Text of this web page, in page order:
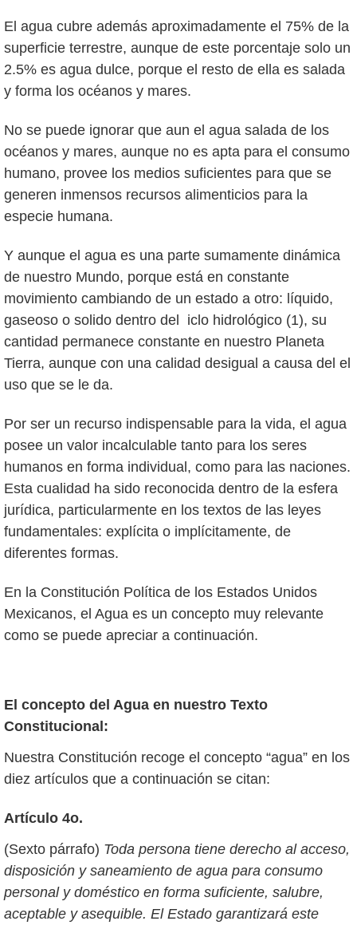
El agua cubre además aproximadamente el 75% de la
superficie terrestre, aunque de este porcentaje solo un
2.5% es agua dulce, porque el resto de ella es salada
y forma los océanos y mares.
No se puede ignorar que aun el agua salada de los
océanos y mares, aunque no es apta para el consumo
humano, provee los medios suficientes para que se
generen inmensos recursos alimenticios para la
especie humana.
Y aunque el agua es una parte sumamente dinámica
de nuestro Mundo, porque está en constante
movimiento cambiando de un estado a otro: líquido,
gaseoso o solido dentro del iclo hidrológico (1), su
cantidad permanece constante en nuestro Planeta
Tierra, aunque con una calidad desigual a causa del el
uso que se le da.
Por ser un recurso indispensable para la vida, el agua
posee un valor incalculable tanto para los seres
humanos en forma individual, como para las naciones.
Esta cualidad ha sido reconocida dentro de la esfera
jurídica, particularmente en los textos de las leyes
fundamentales: explícita o implícitamente, de
diferentes formas.
En la Constitución Política de los Estados Unidos
Mexicanos, el Agua es un concepto muy relevante
como se puede apreciar a continuación.
El concepto del Agua en nuestro Texto
Constitucional:
Nuestra Constitución recoge el concepto “agua” en los
diez artículos que a continuación se citan:
Artículo 4o.
(Sexto párrafo) Toda persona tiene derecho al acceso,
disposición y saneamiento de agua para consumo
personal y doméstico en forma suficiente, salubre,
aceptable y asequible. El Estado garantizará este